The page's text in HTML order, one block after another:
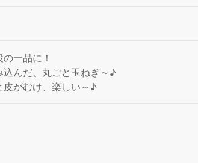
一品に！
んだ、丸ごと玉ねぎ～♪
皮がむけ、楽しい～♪